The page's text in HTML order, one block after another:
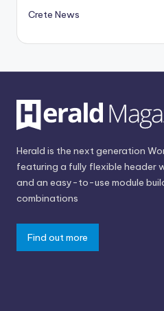
Crete News
Herald is the next generation
featuring a fully flexible header
and an easy-to-use module
combinations
Find out more